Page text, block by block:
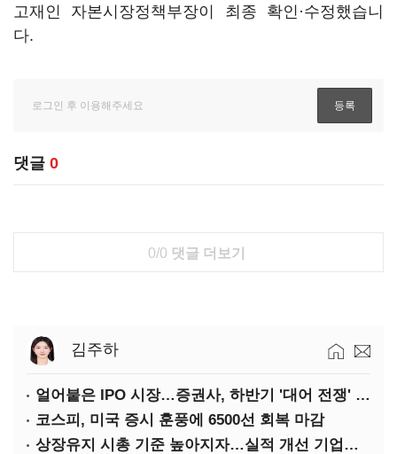
고재인 자본시장정책부장이 최종 확인·수정했습니
다.
댓글 0
0/0 댓글 더보기
김주하
얼어붙은 IPO 시장…증권사, 하반기 '대어 전쟁' 기대
코스피, 미국 증시 훈풍에 6500선 회복 마감
상장유지 시총 기준 높아지자…실적 개선 기업도 '관리종목'